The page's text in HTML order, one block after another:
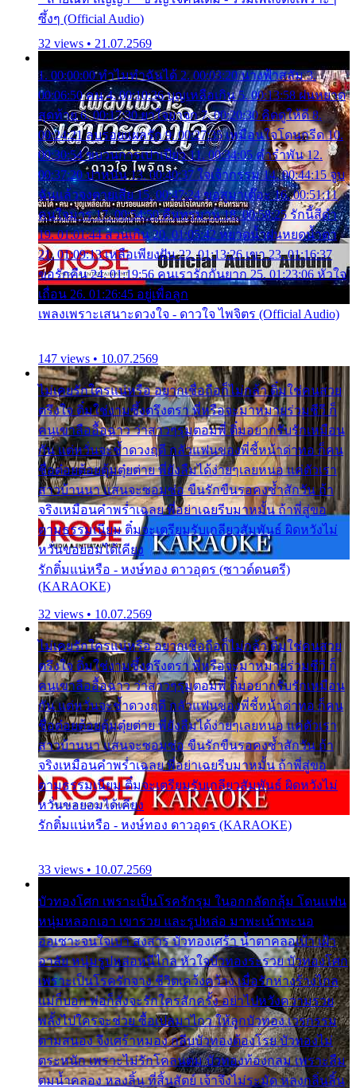
ซึ้งๆ (Official Audio)
32 views • 21.07.2569
1. 00:00:00 ทำไมทำฉันได้ 2. 00:03:20 นางฟ้าสลัม 3.
00:06:50 คน 4. 00:10:36 บุญเหลือเกิน 5. 00:13:58 ฝนหยาด
สุดท้าย 6. 00:17:30 ยาใจยาจก 7. 00:20:30 คิดดูให้ดี 8.
00:24:21 ลบรอยแผลรัก 9. 00:27:35 เหมือนใจโดนกรีด 10.
00:30:54 ขบวนการเปาเปียว 11. 00:34:05 คำรำพัน 12.
00:37:20 ปาหนัน 13. 00:40:37 ใจเจ้ากรรม 14. 00:44:15 จูบ
ฉันแล้วจงตายเสีย 15. 00:47:24 ขอสูมาเต๊อะ 16. 00:51:11
คนใจมาร 17. 00:54:50 คืนทรมาน 18. 00:58:25 รักนี้สีดำ
19. 01:01:44 ส่วนเกิน 20. 01:05:42 หยาดน้ำฝนหยดน้ำตา
21. 01:09:13 เหลือเพียงฝัน 22. 01:13:26 เขา 23. 01:16:37
ขอรักคืน 24. 01:19:56 คนเรารักกันยาก 25. 01:23:06 หัวใจ
เถื่อน 26. 01:26:45 อยู่เพื่อลูก
เพลงเพราะเสนาะดวงใจ - ดาวใจ ไพจิตร (Official Audio)
147 views • 10.07.2569
ไม่เคยรักใครแน่หรือ อยากเชื่อถือก็ไม่กล้า ติ๋มใช่คนสวย
ตรึงใจ ติ๋มใช่งามซึ้งตรึงตรา พี่หรือจะมาหมายร่วมชีวี ก็
คนเขาลืออื้อฉาว ว่าสาวๆรุมตอมพี่ ติ๋มอยากรับรักเหมือน
กัน แต่หวั่นจะช้ำดวงฤดี กลัวแฟนของพี่ชี้หน้าด่าทอ ก็คน
ชื่อต๋อยต้อยตุ้มตุ๋ยต่าย พี่ยังลืมได้ง่ายๆเลยหนอ แค่ตัวเรา
สาวบ้านนา แสนจะซอมซ่อ ขืนรักขืนรอคงช้ำสักวัน ถ้า
จริงเหมือนคำพร่ำเฉลย พี่อย่าเฉยรีบมาหมั้น ถ้าพี่สู่ขอ
ตามธรรมเนียม ติ๋มจะเตรียมรับเกลียวสัมพันธ์ ผิดหวังไม่
หวั่นขอยอมได้เคียง
รักติ๋มแน่หรือ - หงษ์ทอง ดาวอุดร (ซาวด์ดนตรี)
(KARAOKE)
32 views • 10.07.2569
ไม่เคยรักใครแน่หรือ อยากเชื่อถือก็ไม่กล้า ติ๋มใช่คนสวย
ตรึงใจ ติ๋มใช่งามซึ้งตรึงตรา พี่หรือจะมาหมายร่วมชีวี ก็
คนเขาลืออื้อฉาว ว่าสาวๆรุมตอมพี่ ติ๋มอยากรับรักเหมือน
กัน แต่หวั่นจะช้ำดวงฤดี กลัวแฟนของพี่ชี้หน้าด่าทอ ก็คน
ชื่อต๋อยต้อยตุ้มตุ๋ยต่าย พี่ยังลืมได้ง่ายๆเลยหนอ แค่ตัวเรา
สาวบ้านนา แสนจะซอมซ่อ ขืนรักขืนรอคงช้ำสักวัน ถ้า
จริงเหมือนคำพร่ำเฉลย พี่อย่าเฉยรีบมาหมั้น ถ้าพี่สู่ขอ
ตามธรรมเนียม ติ๋มจะเตรียมรับเกลียวสัมพันธ์ ผิดหวังไม่
หวั่นขอยอมได้เคียง
รักติ๋มแน่หรือ - หงษ์ทอง ดาวอุดร (KARAOKE)
33 views • 10.07.2569
บัวทองโศก เพราะเป็นโรครักรุม ในอกกลัดกลุ้ม โดนแฟน
หนุ่มหลอกเอา เขารวย และรูปหล่อ มาพะเน้าพะนอ
ออเซาะจนใจเบา สงสาร บัวทองเศร้า น้ำตาคลอเบ้า เฝ้า
อาลัย หนุ่มรูปหล่อหนีไกล หัวใจบัวทองระรวย บัวทองโศก
เพราะเป็นโรครักจาง ชีวิตเคว้งคว้าง เมื่อรักห่างร้างไกล
แม่ก็บอก พ่อก็สั่งจะรักใครสักครั้ง อย่าไปหวังความรวย
พลั้งไปใครจะช่วย ซื้อเปลมาไกว ให้ลูกบัวทอง เวรกรรม
ตามสนอง จึงเศร้าหมอง กลีบบัวทองต้องโรย บัวทองไม่
ตระหนัก เพราะไม่รักโคลนตม บัวทองท้องกลม เพราะลืม
ตมน้ำคลอง หลงลิ้น ที่สิ้นสัตย์ เจ้าจึงไม่ระมัด หลงกลิ่นลิ้น